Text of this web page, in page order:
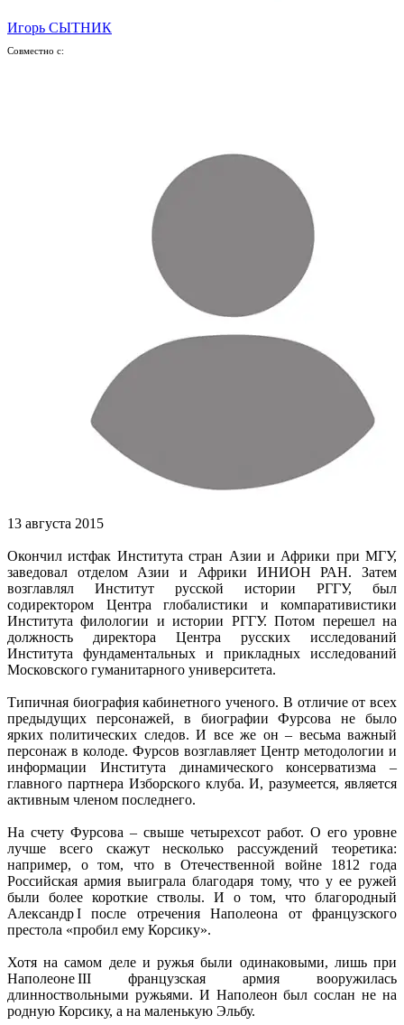
Игорь СЫТНИК
Совместно с:
13 августа 2015
Окончил истфак Института стран Азии и Африки при МГУ,
заведовал отделом Азии и Африки ИНИОН РАН. Затем
возглавлял Институт русской истории РГГУ, был
содиректором Центра глобалистики и компаративистики
Института филологии и истории РГГУ. Потом перешел на
должность директора Центра русских исследований
Института фундаментальных и прикладных исследований
Московского гуманитарного университета.
Типичная биография кабинетного ученого. В отличие от всех
предыдущих персонажей, в биографии Фурсова не было
ярких политических следов. И все же он – весьма важный
персонаж в колоде. Фурсов возглавляет Центр методологии и
информации Института динамического консерватизма –
главного партнера Изборского клуба. И, разумеется, является
активным членом последнего.
На счету Фурсова – свыше четырехсот работ. О его уровне
лучше всего скажут несколько рассуждений теоретика:
например, о том, что в Отечественной войне 1812 года
Российская армия выиграла благодаря тому, что у ее ружей
были более короткие стволы. И о том, что благородный
Александр I после отречения Наполеона от французского
престола «пробил ему Корсику».
Хотя на самом деле и ружья были одинаковыми, лишь при
Наполеоне III французская армия вооружилась
длинноствольными ружьями. И Наполеон был сослан не на
родную Корсику, а на маленькую Эльбу.